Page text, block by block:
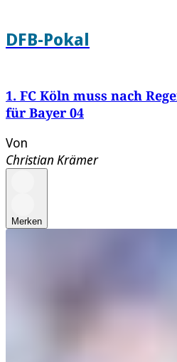
DFB-Pokal
1. FC Köln muss nach
für Bayer 04
Von
Christian Krämer
Merken